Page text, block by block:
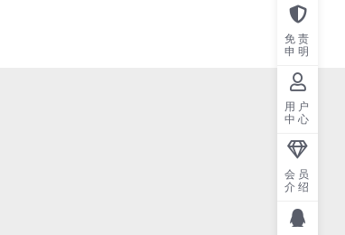
免责
申明
用户
中心
会员
介绍